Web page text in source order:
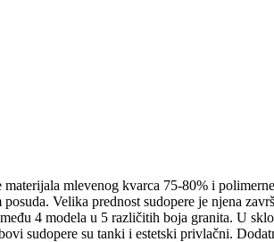
mlevenog kvarca 75-80% i
Velika prednost sudopere je njena
4 modela u 5 različitih boja granita. U
sudopere su tanki i estetski privlačni.